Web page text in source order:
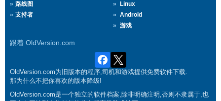
路线图
支持者
Linux
Android
游戏
跟着 OldVersion.com
OldVersion.com为旧版本的程序,司机和游戏提供免费软件下载.
那为什么不把你喜欢的版本降级!
OldVersion.com是一个独立的软件档案,除非明确注明,否则不隶属于,也